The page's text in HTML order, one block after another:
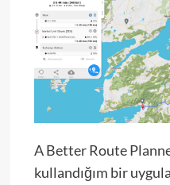
A Better Route
kullandığım bir